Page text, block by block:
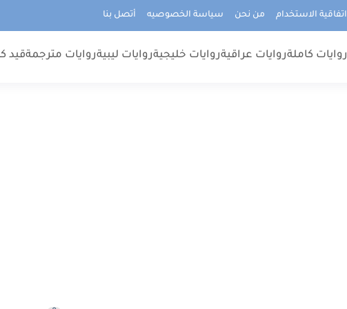
اتفاقية الاستخدام من نحن سياسة الخصوصيه أتصل بنا
روايات كاملةروايات عراقيةروايات خليجيةروايات ليبيةروايات مترجمةقيد